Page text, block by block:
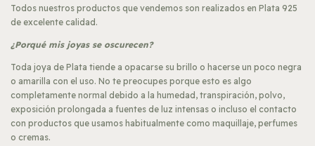
Todos nuestros productos que vendemos son realizados en Plata 925
de excelente calidad.
¿Porqué mis joyas se oscurecen?
Toda joya de Plata tiende a opacarse su brillo o hacerse un poco negra
o amarilla con el uso. No te preocupes porque esto es algo
completamente normal debido a la humedad, transpiración, polvo,
exposición prolongada a fuentes de luz intensas o incluso el contacto
con productos que usamos habitualmente como maquillaje, perfumes
o cremas.